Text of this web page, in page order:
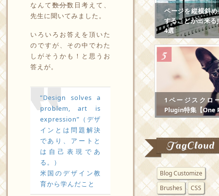
なんて数分数日考えて、
先生に聞いてみました。
いろいろお答えを頂いた
のですが、その中でわた
しがそうかも！と思うお
答えが。
”Design solves a
problem, art is
expression”（デザ
インとは問題解決
であり、アートと
は自己表現であ
る。）
米国のデザイン教
育から学んだこと
ページを縦横斜
することが出来
4選
1ページスクロ
Plugin特集【One
TagCloud
Blog Customize
Brushes
CSS